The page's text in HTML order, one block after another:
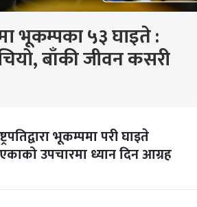
भूकम्पका ५३ घाइते :
बाँकी जीवन कसरी
भूकम्पमा परी घाइते
उपचारमा ध्यान दिन आग्रह